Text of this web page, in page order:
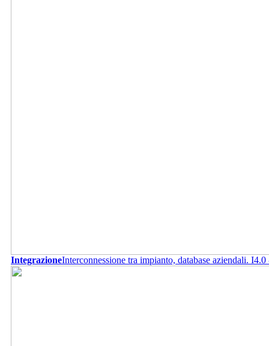
IntegrazioneInterconnessione tra impianto, database aziendali.